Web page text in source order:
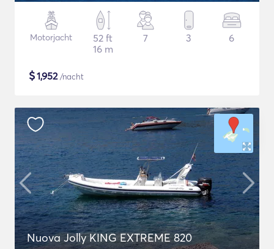
Motorjacht
52 ft
16 m
7 3 6
$1,952/nacht
Nuova Jolly KING EXTREME 820